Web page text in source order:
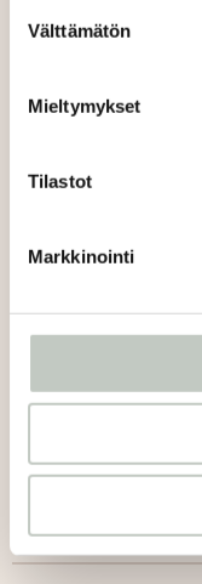
valinta
Välttämätön
Mieltymykset
Tilastot
Markkinointi
Lauantai 6.4
Yin 14:30-15:15
Vinyasa flow (eng.)
Tule